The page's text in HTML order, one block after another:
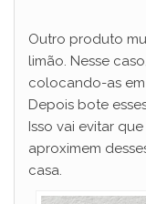
Outro produto
limão. Nesse
colocando-as
Depois bote
Isso vai evitar
aproximem
casa.